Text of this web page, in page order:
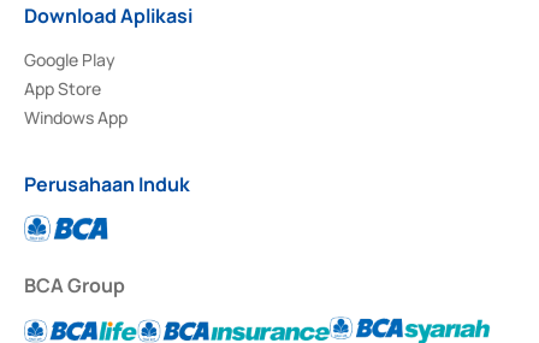
Download Aplikasi
Google Play
App Store
Windows App
Perusahaan Induk
BCA Group